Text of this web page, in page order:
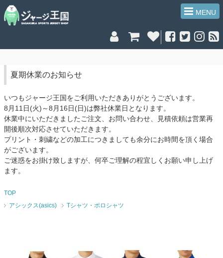
MENU
夏期休業のお知らせ
いつもジャージ王国をご利用いただきありがとうございます。
8月11日(火)～8月16日(日)は弊社休業日となります。
休業中にいただきましたご注文、お問い合わせ、見積依頼は営業再
開後順次対応させていただきます。
プリント・刺繍などの加工につきましても余分にお時間を頂く場合
がございます。
ご迷惑をお掛け致しますが、何卒ご理解の程宜しくお願い申し上げ
ます。
TOP
アシックス(asics)
Tシャツ・ポロシャツ